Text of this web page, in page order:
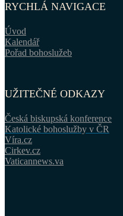
RYCHLÁ NAVIGACE
Úvod
Kalendář
Pořad bohoslužeb
UŽITEČNÉ ODKAZY
Česká biskupská konference
Katolické bohoslužby v ČR
Víra.cz
Cirkev.cz
Vaticannews.va